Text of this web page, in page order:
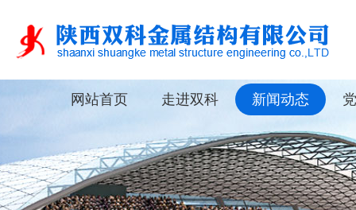
网站首页 走进双科 新闻动态